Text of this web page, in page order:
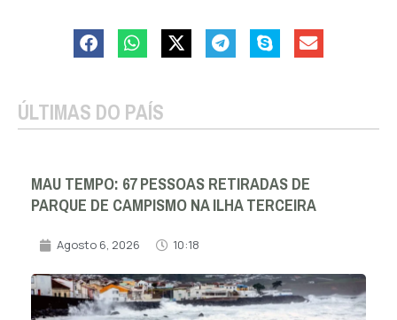
ÚLTIMAS DO PAÍS
MAU TEMPO: 67 PESSOAS RETIRADAS DE
PARQUE DE CAMPISMO NA ILHA TERCEIRA
Agosto 6, 2026 10:18